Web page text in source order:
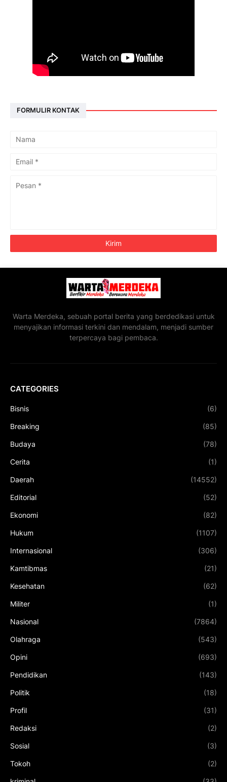
FORMULIR KONTAK
Warta Merdeka, sebuah portal berita yang berdedikasi untuk
menyajikan informasi terkini dan mendalam, menjadi sumber
terpercaya bagi pembaca.
CATEGORIES
Bisnis (6)
Breaking (85)
Budaya (78)
Cerita (1)
Daerah (14552)
Editorial (52)
Ekonomi (82)
Hukum (1107)
Internasional (306)
Kamtibmas (21)
Kesehatan (62)
Militer (1)
Nasional (7864)
Olahraga (543)
Opini (693)
Pendidikan (143)
Politik (18)
Profil (31)
Redaksi (2)
Sosial (3)
Tokoh (2)